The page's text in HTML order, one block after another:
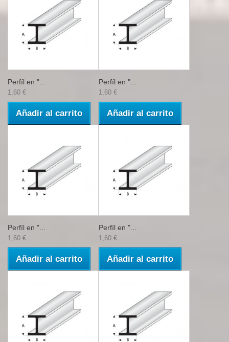
Perfíl en "...
1,60 €
Añadir al carrito
Perfíl en "...
1,60 €
Añadir al carrito
Perfíl en "...
1,60 €
Añadir al carrito
Perfíl en "...
1,60 €
Añadir al carrito